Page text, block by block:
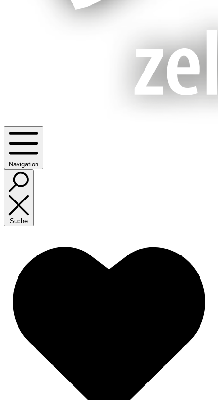
Navigation
Suche